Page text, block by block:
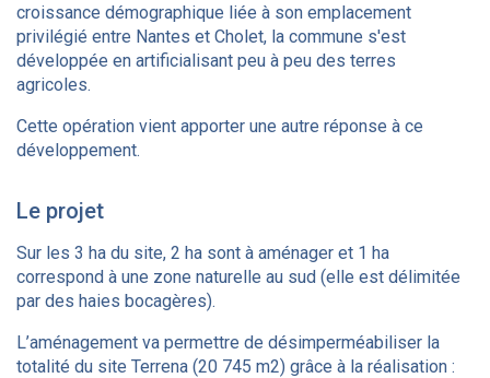
croissance démographique liée à son emplacement
privilégié entre Nantes et Cholet, la commune s'est
développée en artificialisant peu à peu des terres
agricoles.
Cette opération vient apporter une autre réponse à ce
développement.
Le projet
Sur les 3 ha du site, 2 ha sont à aménager et 1 ha
correspond à une zone naturelle au sud (elle est délimitée
par des haies bocagères).
L’aménagement va permettre de désimperméabiliser la
totalité du site Terrena (20 745 m2) grâce à la réalisation :